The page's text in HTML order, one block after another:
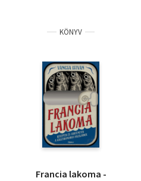
KÖNYV
Francia lakoma -